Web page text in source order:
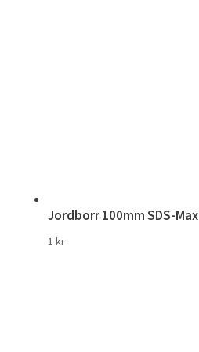
Jordborr 100mm SDS-Max
1 kr